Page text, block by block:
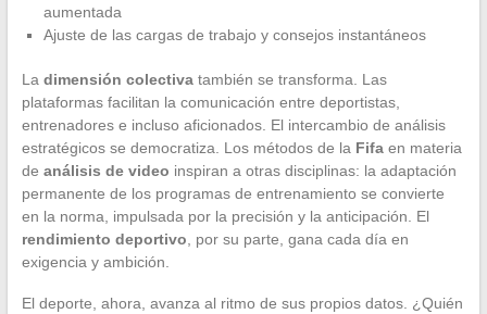
aumentada
Ajuste de las cargas de trabajo y consejos instantáneos
La dimensión colectivatambién se transforma. Las
plataformas facilitan la comunicación entre deportistas,
entrenadores e incluso aficionados. El intercambio de análisis
estratégicos se democratiza. Los métodos de la Fifaen materia
de análisis de video inspiran a otras disciplinas: la adaptación
permanente de los programas de entrenamiento se convierte
en la norma, impulsada por la precisión y la anticipación. El
rendimiento deportivo , por su parte, gana cada día en
exigencia y ambición.
El deporte, ahora, avanza al ritmo de sus propios datos. ¿Quién